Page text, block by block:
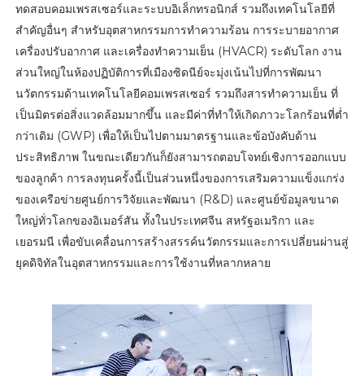
ทดสอบคอมเพรสเซอร์และระบบอิเล็กทรอนิกส์ รวมถึงเทคโนโลยีที่
สำคัญอื่นๆ สำหรับอุตสาหกรรมการทำความร้อน การระบายอากาศ
เครื่องปรับอากาศ และเครื่องทำความเย็น (HVACR) ระดับโลก งาน
ส่วนใหญ่ในห้องปฏิบัติการที่เมืองซิดนีย์จะมุ่งเน้นไปที่การพัฒนา
นวัตกรรมด้านเทคโนโลยีคอมเพรสเซอร์ รวมถึงสารทำความเย็น ที่
เป็นมิตรต่อสิ่งแวดล้อมมากขึ้น และมีค่าที่ทำให้เกิดภาวะโลกร้อนที่ต่ำ
กว่าเดิม (GWP) เพื่อให้เป็นไปตามมาตรฐานและข้อบังคับด้าน
ประสิทธิภาพ ในขณะเดียวกันก็ยังสามารถตอบโจทย์เชิงการออกแบบ
ของลูกค้า การลงทุนครั้งนี้เป็นส่วนหนึ่งของการเสริมความแข็งแกร่ง
ของเครือข่ายศูนย์การวิจัยและพัฒนา (R&D) และศูนย์ข้อมูลขนาด
ใหญ่ทั่วโลกของอิเมอร์สัน ทั้งในประเทศจีน สหรัฐอเมริกา และ
เยอรมนี เพื่อขับเคลื่อนการสร้างสรรค์นวัตกรรมและการเปลี่ยนผ่านสู่
ยุคดิจิทัลในอุตสาหกรรมและการใช้งานที่หลากหลาย